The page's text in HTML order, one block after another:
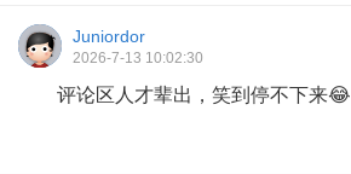
Juniordor
2026-7-13 10:02:30
评论区人才辈出，笑到停不下来😂